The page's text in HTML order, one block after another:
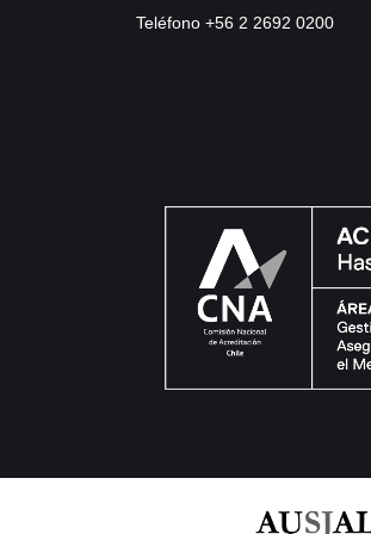
Teléfono +56 2 2692 0200